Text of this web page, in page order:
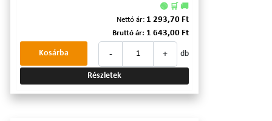
🟢 🛒 🚚
Nettó ár: 1 293,70 Ft
Bruttó ár: 1 643,00 Ft
- + db
Kosárba
Részletek